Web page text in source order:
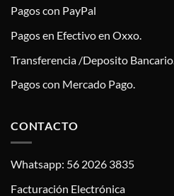
Pagos con PayPal
Pagos en Efectivo en Oxxo.
Transferencia /Deposito Bancario.
Pagos con Mercado Pago.
CONTACTO
Whatsapp: 56 2026 3835
Facturación Electrónica